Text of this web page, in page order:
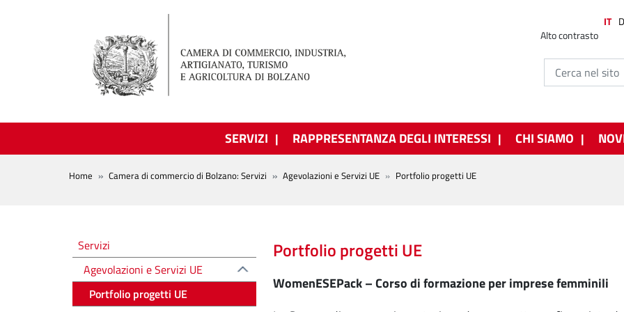
Alto contrasto
IT
SERVIZI RAPPRESENTANZA DEGLI INTERESSI CHI SIAMO
BREADCRUMB
Home Camera di commercio di Bolzano: Servizi Agevolazioni e Servizi UE Portfolio progetti UE
Portfolio progetti UE
WomenESEPack – Corso di formazione per imprese femminili
Altre voci
Servizi
Agevolazioni e Servizi UE
Portfolio progetti UE